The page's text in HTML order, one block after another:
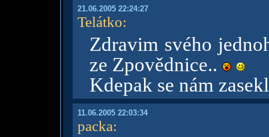
21.06.2005 22:24:27
Telátko:
Zdravim svého
ze Zpovědnice..
Kdepak se nám
11.06.2005 22:03:34
packa: